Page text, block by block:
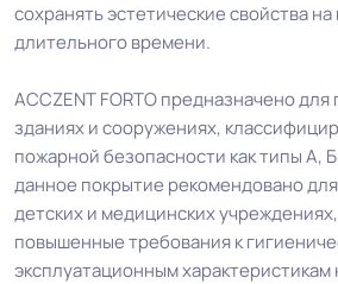
сохранять эстетические свойства
длительного времени.
ACCZENT FORTO предназначено
зданиях и сооружениях,
пожарной безопасности как типы А,
данное покрытие рекомендовано
детских и медицинских
повышенные требования к
эксплуатационным